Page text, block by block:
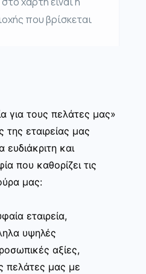
που βρίσκεται
για τους πελάτες μας»
εταιρείας μας
ευδιάκριτη και
που καθορίζει τις
μας:
εταιρεία,
υψηλές
αξίες,
πελάτες μας με